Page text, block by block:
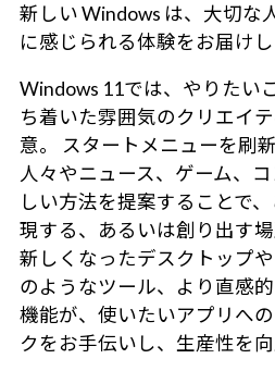
新しい Windows は、大切な
に感じられる体験をお届けし
Windows 11では、やりたい
ち着いた雰囲気のクリエイ
意。 スタートメニューを刷
人々やニュース、ゲーム、
しい方法を提案することで
現する、あるいは創り出す場
新しくなったデスクトップ
のようなツール、より直感
機能が、使いたいアプリへ
クをお手伝いし、生産性を向